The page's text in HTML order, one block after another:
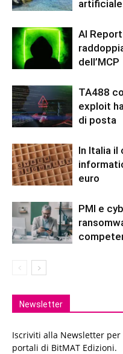
artificiale
AI
dell’MCP
TA488
exploit
di posta
In Italia il
euro
PMI e
Newsletter
Iscriviti alla Newsletter
portali di BitMAT Edizioni.